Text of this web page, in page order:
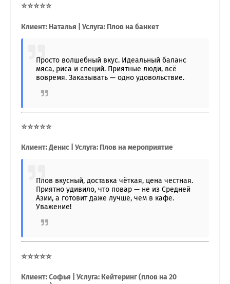
⭐⭐⭐⭐⭐
Клиент: Наталья | Услуга: Плов на банкет
Просто волшебный вкус. Идеальный баланс
мяса, риса и специй. Приятные люди, всё
вовремя. Заказывать — одно удовольствие.
⭐⭐⭐⭐⭐
Клиент: Денис | Услуга: Плов на мероприятие
Плов вкусный, доставка чёткая, цена честная.
Приятно удивило, что повар — не из Средней
Азии, а готовит даже лучше, чем в кафе.
Уважение!
⭐⭐⭐⭐⭐
Клиент: Софья | Услуга: Кейтеринг (плов на 20